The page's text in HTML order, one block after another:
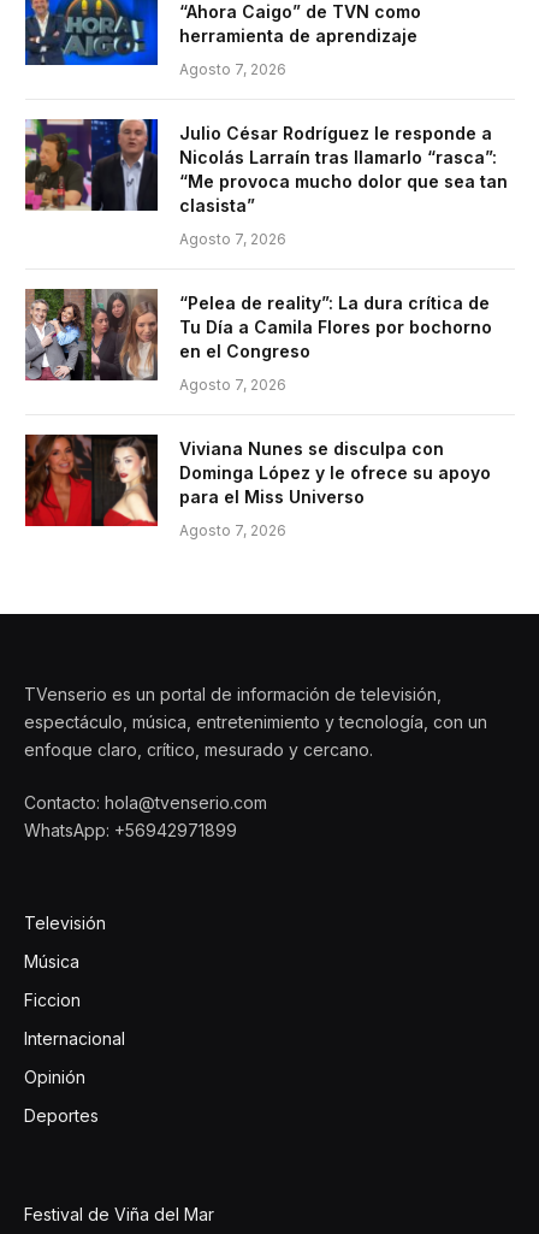
“Ahora Caigo” de TVN como
herramienta de aprendizaje
Agosto 7, 2026
Julio César Rodríguez le responde a
Nicolás Larraín tras llamarlo “rasca”:
“Me provoca mucho dolor que sea tan
clasista”
Agosto 7, 2026
“Pelea de reality”: La dura crítica de
Tu Día a Camila Flores por bochorno
en el Congreso
Agosto 7, 2026
Viviana Nunes se disculpa con
Dominga López y le ofrece su apoyo
para el Miss Universo
Agosto 7, 2026
TVenserio es un portal de información de televisión,
espectáculo, música, entretenimiento y tecnología, con un
enfoque claro, crítico, mesurado y cercano.
Contacto: hola@tvenserio.com
WhatsApp: +56942971899
Televisión
Música
Ficcion
Internacional
Opinión
Deportes
Festival de Viña del Mar